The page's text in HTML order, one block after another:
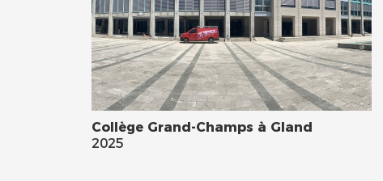
Collège Grand-Champs à Gland
2025